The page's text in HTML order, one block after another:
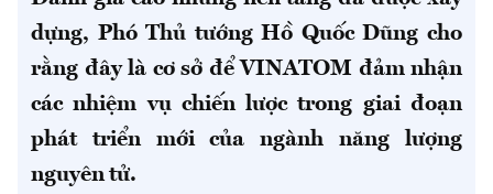
dựng, Phó Thủ tướng Hồ Quốc Dũng cho
rằng đây là cơ sở để VINATOM đảm nhận
các nhiệm vụ chiến lược trong giai đoạn
phát triển mới của ngành năng lượng
nguyên tử.